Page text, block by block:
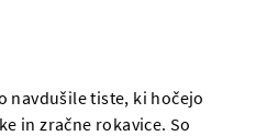
navdušile tiste, ki hočejo
in zračne rokavice. So